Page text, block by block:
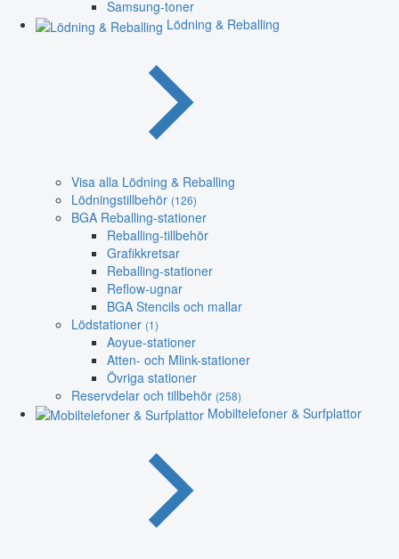
Samsung-toner
Lödning & Reballing
Visa alla Lödning & Reballing
Lödningstillbehör (126)
BGA Reballing-stationer
Reballing-tillbehör
Grafikkretsar
Reballing-stationer
Reflow-ugnar
BGA Stencils och mallar
Lödstationer (1)
Aoyue-stationer
Atten- och Mlink-stationer
Övriga stationer
Reservdelar och tillbehör (258)
Mobiltelefoner & Surfplattor